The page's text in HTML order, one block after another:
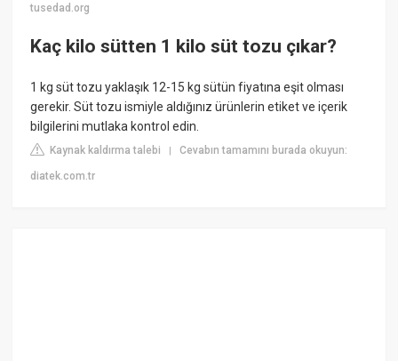
tusedad.org
Kaç kilo sütten 1 kilo süt tozu çıkar?
1 kg süt tozu yaklaşık 12-15 kg sütün fiyatına eşit olması
gerekir. Süt tozu ismiyle aldığınız ürünlerin etiket ve içerik
bilgilerini mutlaka kontrol edin.
Kaynak kaldırma talebi |Cevabın tamamını burada okuyun:
diatek.com.tr